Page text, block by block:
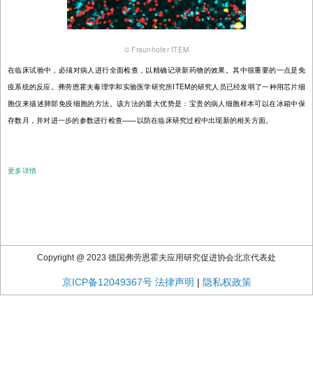
© Fraunhofer ITEM
在临床试验中，必须对病人进行全面检查，以精确记录新药物的效果。其中很重要的一点是免
疫系统的反应。弗劳恩霍夫毒理学和实验医学研究所ITEM的研究人员已经发明了一种用芯片细
胞仪来描述肺部免疫细胞的方法。该方法的最大优势是：宝贵的病人细胞样本可以在冰箱中保
存数月，并对进一步的参数进行检查——以防在临床研究过程中出现新的相关方面。
更多详情
Copyright @ 2023 德国弗劳恩霍夫应用研究促进协会北京代表处
京ICP备12049367号 法律声明 | 隐私权政策